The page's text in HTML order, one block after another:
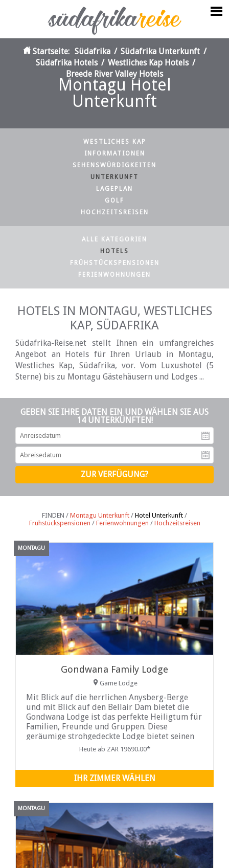
Montagu Hotel
Unterkunft
Startseite: Südafrika / Südafrika Unterkunft /
Südafrika Hotels / Westliches Kap Hotels /
Breede River Valley Hotels
WESTLICHES KAP
INFORMATIONEN
SEHENSWÜRDIGKEITEN
UNTERKUNFT
LAGEPLAN
GOLF
HOCHZEITSREISEN
ALLE KATEGORIEN
HOTELS
FRÜHSTÜCKSPENSIONEN
FERIENWOHNUNGEN
HOTELS IN MONTAGU, WESTLICHES
KAP, SÜDAFRIKA
Südafrika-Reise.net stellt Ihnen ein umfangreiches
Angebot an Hotels für Ihren Urlaub in Montagu,
Westliches Kap, Südafrika, vor. Vom Luxushotel (5
Sterne) bis zu Montagu Gästehäusern und Lodges ...
GEBEN SIE IHRE DATEN EIN UND WÄHLEN SIE AUS
14 UNTERKÜNFTEN!
FINDEN / Montagu Unterkunft / Hotel Unterkunft /
Frühstückspensionen / Ferienwohnungen / Hochzeitsreisen
MONTAGU
Gondwana Family Lodge
Game Lodge
Mit Blick auf die herrlichen Anysberg-Berge
und mit Blick auf den Bellair Dam bietet die
Gondwana Lodge ist das perfekte Heiligtum für
Familien, Freunde und Gruppen. Diese
geräumige strohgedeckte Lodge bietet seinen
Gästen ein Gefühl vonHeute ab ZAR 19690.00*
IHR ZIMMER WÄHLEN
MONTAGU